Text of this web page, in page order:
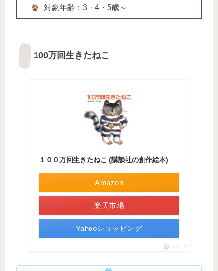
対象年齢：3・4・5歳～
100万回生きたねこ
１００万回生きたねこ (講談社の創作絵本)
Amazon
楽天市場
Yahooショッピング
ポチップ